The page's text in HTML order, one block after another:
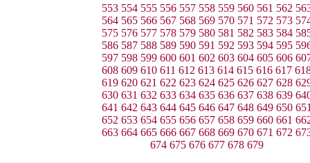
553 554 555 556 557 558 559 560 561 562
564 565 566 567 568 569 570 571 572 573
575 576 577 578 579 580 581 582 583 584
586 587 588 589 590 591 592 593 594 595
597 598 599 600 601 602 603 604 605 606
608 609 610 611 612 613 614 615 616 617
619 620 621 622 623 624 625 626 627 628
630 631 632 633 634 635 636 637 638 639
641 642 643 644 645 646 647 648 649 650
652 653 654 655 656 657 658 659 660 661
663 664 665 666 667 668 669 670 671 672
674 675 676 677 678 679